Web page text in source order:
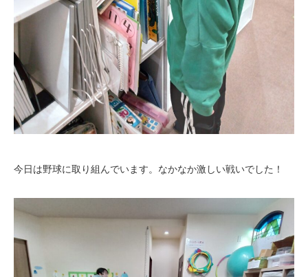
今日は野球に取り組んでいます。なかなか激しい戦いでした！